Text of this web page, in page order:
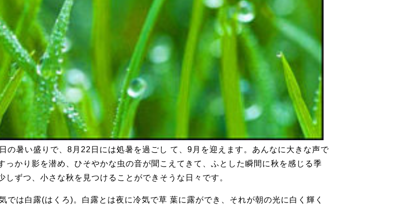
の暑い盛りで、8月22日には処暑を過ごし て、9月を迎えます。あんなに大きな声で
っかり影を潜め、ひそやかな虫の音が聞こえてきて、ふとした瞬間に秋を感じる季
しずつ、小さな秋を見つけることができそうな日々です。
では白露(はくろ)。白露とは夜に冷気で草 葉に露ができ、それが朝の光に白く輝く